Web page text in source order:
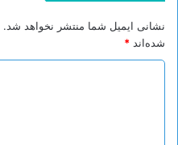
نشانی ایمیل شما منتشر نخواهد شد.
شده‌اند *